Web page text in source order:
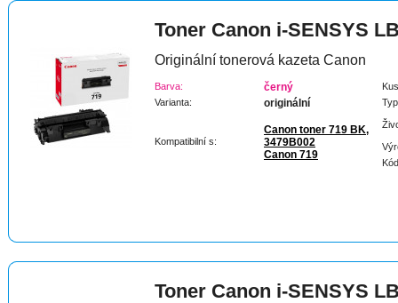
Toner Canon i-SENSYS
Originální tonerová kazeta Canon
Barva: černý
Varianta: originální
Kompatibilní s:
Canon toner 719 BK,
3479B002
Canon 719
Toner Canon i-SENSYS